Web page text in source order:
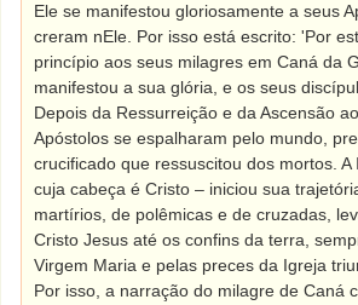
Ele se manifestou gloriosamente a seus
creram nEle. Por isso está escrito: 'Por
princípio aos seus milagres em Caná da
manifestou a sua glória, e os seus
Depois da Ressurreição e da Ascensão
Apóstolos se espalharam pelo mundo,
crucificado que ressuscitou dos mortos. A
cuja cabeça é Cristo – iniciou sua
martírios, de polêmicas e de cruzadas,
Cristo Jesus até os confins da terra,
Virgem Maria e pelas preces da Igreja
Por isso, a narração do milagre de Caná